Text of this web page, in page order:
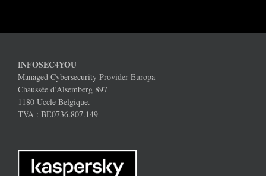
INFOSEC4YOU
Managed Cybersecurity Provider Europa
Chaussée d’Alsemberg 897
1180 Uccle Belgique.
TVA : BE0736.807.149